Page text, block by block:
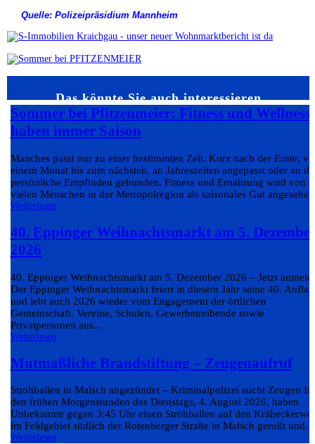
Quelle: Polizeipräsidium Mannheim
Das könnte Sie auch interessieren…
Sommer bei Pfitzenmeier: Fitness und Wellness
haben immer Saison
Manches passt nur zu einer bestimmten Zeit. Kurz nach der Ernte,
einem Monat bis zum nächsten, an Jahreszeiten angepasst oder an
persönliche Empfinden gebunden. Fitness und Ernährung wird von
vielen Menschen in der Metropolregion als saisonales Gut
Weiterlesen
40. Eppinger Weihnachtsmarkt am 5.
2026
40. Eppinger Weihnachtsmarkt am 5. Dezember 2026 – Jetzt
Der Eppinger Weihnachtsmarkt feiert in diesem Jahr seine 40.
und lebt auch 2026 wieder vom Engagement der örtlichen
Gemeinschaft. Vereine, Schulen, Gewerbetreibende sowie
Privatpersonen aus...
Weiterlesen
Mutmaßliche Brandstiftung – Zeugenaufruf
Strohballen in Malsch angezündet – Kriminalpolizei sucht Zeugen In
den frühen Morgenstunden des Dienstags, 4. August 2026, haben
Unbekannte gegen 3:45 Uhr einen Strohballen auf den
im Feldgebiet südlich der Rotenberger Straße in Malsch gerollt und...
Weiterlesen